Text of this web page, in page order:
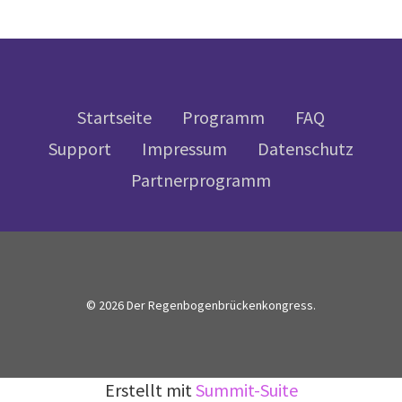
Startseite Programm
FAQ
Support
Impressum
Datenschutz
Partnerprogramm
© 2026 Der Regenbogenbrückenkongress.
Erstellt mitSummit-Suite